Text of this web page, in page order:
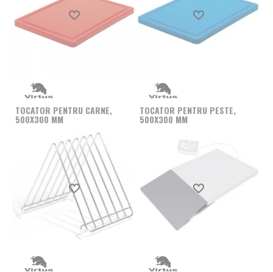
Produs favorit
TOCATOR PENTRU CARNE,
500X300 MM
Produs favorit
TOCATOR PENTRU PESTE,
500X300 MM
Produs favorit Produs favorit